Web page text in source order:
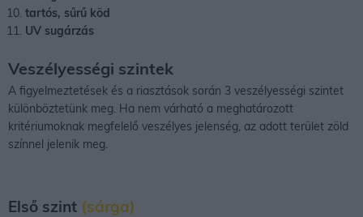
tartós, sűrű köd
UV sugárzás
Veszélyességi szintek
A figyelmeztetések és a riasztások során 3 veszélyességi szintet
különböztetünk meg. Ha nem várható a meghatározott
kritériumoknak megfelelő veszélyes jelenség, az adott terület zöld
színnel jelenik meg.
Első szint (sárga)